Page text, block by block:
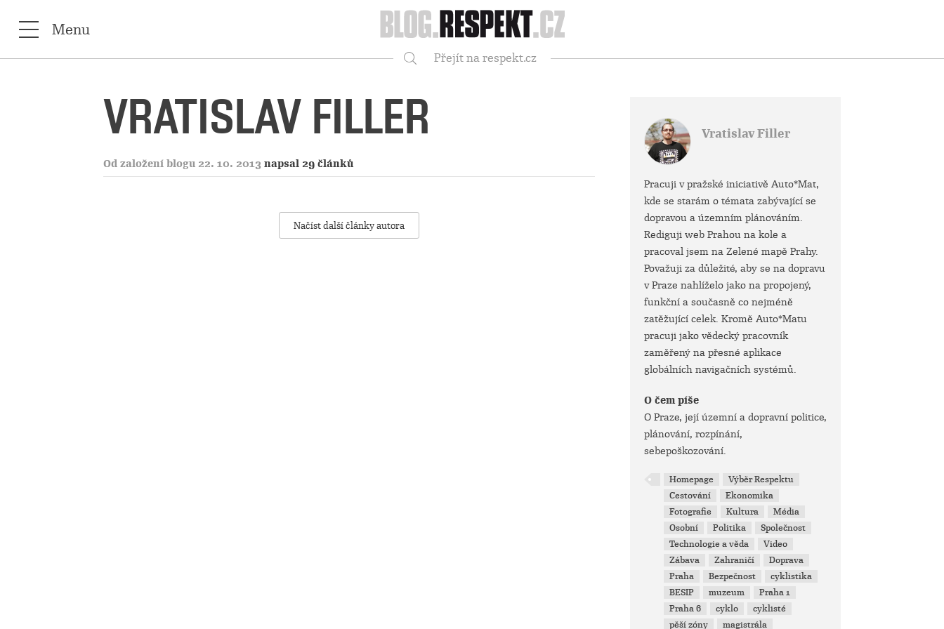
Respekt
Menu
Přejít na respekt.cz
VRATISLAV FILLER
Od založení blogu 22. 10. 2013 napsal 29 článků
Načíst další články autora
Vratislav Filler
Pracuji v pražské iniciativě Auto*Mat,
kde se starám o témata zabývající se
dopravou a územním plánováním.
Rediguji web Prahou na kole a
pracoval jsem na Zelené mapě Prahy.
Považuji za důležité, aby se na dopravu
v Praze nahlíželo jako na propojený,
funkční a současně co nejméně
zatěžující celek. Kromě Auto*Matu
pracuji jako vědecký pracovník
zaměřený na přesné aplikace
globálních navigačních systémů.
O čem píše
O Praze, její územní a dopravní politice,
plánování, rozpínání,
sebepoškozování.
Homepage
Výběr Respektu
Cestování
Ekonomika
Fotografie
Kultura
Média
Osobní
Politika
Společnost
Technologie a věda
Video
Zábava
Zahraničí
Doprava
Praha
Bezpečnost
cyklistika
BESIP
muzeum
Praha 1
Praha 6
cyklo
cyklisté
pěší zóny
magistrála